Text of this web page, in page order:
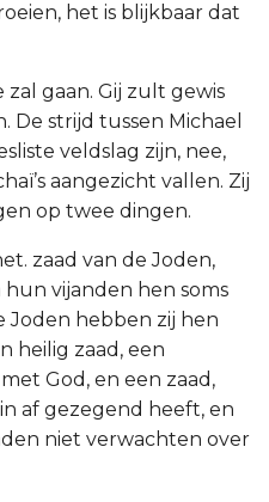
het is blijkbaar dat
gaan. Gij zult gewis
De strijd tussen Michael
veldslag zijn, nee,
aangezicht vallen. Zij
op twee dingen.
zaad van de Joden,
vijanden hen soms
Joden hebben zij hen
heilig zaad, een
God, en een zaad,
af gezegend heeft, en
niet verwachten over